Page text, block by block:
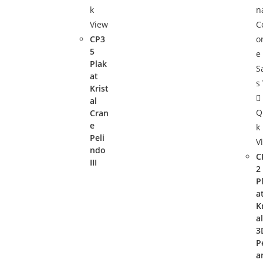
k
View
CP3
5
Plak
at
Krist
al
Cran
e
Peli
ndo
III
k
2
al